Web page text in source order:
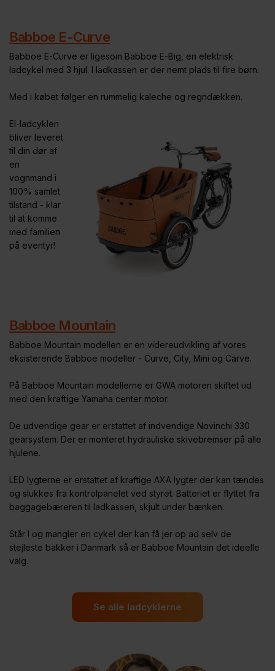
Babboe E-Curve
Babboe E-Curve er ligesom Babboe E-Big, en elektrisk
ladcykel med 3 hjul. I ladkassen er der nemt plads til fire børn.
Med i købet følger en rummelig kaleche og regndækken.
El-ladcyklen
bliver leveret
til din dør af
en
vognmand i
100% samlet
tilstand - klar
til at komme
med familien
på eventyr!
Babboe Mountain
Babboe Mountain modellen er en videreudvikling af vores
eksisterende Babboe modeller - Curve, City, Mini og Carve.
På Babboe Mountain modellerne er GWA motoren skiftet ud
med den kraftige Yamaha center motor.
De udvendige gear er erstattet af indvendige Novinchi 330
gearsystem. Der er monteret hydrauliske skivebremser på alle
hjulene.
LED lygterne er erstattet af kraftige AXA lygter der kan tændes
og slukkes fra kontrolpanelet ved styret. Batteriet er flyttet fra
baggagebæreren til ladkassen, skjult under bænken.
Står I og mangler en cykel der kan få jer op ad selv de
stejleste bakker i Danmark så er Babboe Mountain det ideelle
valg.
Se alle ladcyklerne